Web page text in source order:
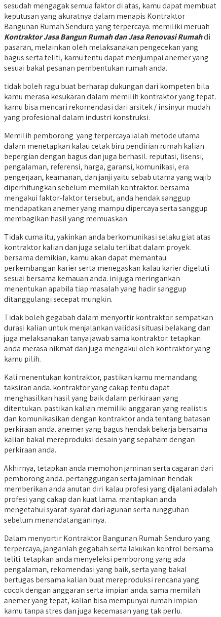
sesudah mengagak semua faktor di atas, kamu dapat membuat
keputusan yang akuratnya dalam menapis Kontraktor
Bangunan Rumah Senduro yang terpercaya. memiliki meruah
Kontraktor Jasa Bangun Rumah dan Jasa Renovasi Rumahdi
pasaran, melainkan oleh melaksanakan pengecekan yang
bagus serta teliti, kamu tentu dapat menjumpai anemer yang
sesuai bakal pesanan pembentukan rumah anda.
tidak boleh ragu buat berharap dukungan dari kompeten bila
kamu merasa kesukaran dalam memilih kontraktor yang tepat.
kamu bisa mencari rekomendasi dari arsitek / insinyur mudah
yang profesional dalam industri konstruksi.
Memilih pemborong yang terpercaya ialah metode utama
dalam menetapkan kalau cetak biru pendirian rumah kalian
bepergian dengan bagus dan juga berhasil. reputasi, lisensi,
pengalaman, referensi, harga, garansi, komunikasi, era
pengerjaan, keamanan, dan janji yaitu sebab utama yang wajib
diperhitungkan sebelum memilah kontraktor. bersama
mengakui faktor-faktor tersebut, anda hendak sanggup
mendapatkan anemer yang mampu dipercaya serta sanggup
membagikan hasil yang memuaskan.
Tidak cuma itu, yakinkan anda berkomunikasi selaku giat atas
kontraktor kalian dan juga selalu terlibat dalam proyek.
bersama demikian, kamu akan dapat memantau
perkembangan karier serta menegaskan kalau karier digeluti
sesuai bersama kemauan anda. ini juga meringankan
menentukan apabila tiap masalah yang hadir sanggup
ditanggulangi secepat mungkin.
Tidak boleh gegabah dalam menyortir kontraktor. sempatkan
durasi kalian untuk menjalankan validasi situasi belakang dan
juga melaksanakan tanya jawab sama kontraktor. tetapkan
anda merasa nikmat dan juga mengakui oleh kontraktor yang
kamu pilih.
Kali menentukan kontraktor, pastikan kamu memandang
taksiran anda. kontraktor yang cakap tentu dapat
menghasilkan hasil yang baik dalam perkiraan yang
ditentukan. pastikan kalian memiliki anggaran yang realistis
dan komunikasikan dengan kontraktor anda tentang batasan
perkiraan anda. anemer yang bagus hendak bekerja bersama
kalian bakal mereproduksi desain yang sepaham dengan
perkiraan anda.
Akhirnya, tetapkan anda memohon jaminan serta cagaran dari
pemborong anda. pertanggungan serta jaminan hendak
memberikan anda anutan diri kalau profesi yang dijalani adalah
profesi yang cakap dan kuat lama. mantapkan anda
mengetahui syarat-syarat dari agunan serta rungguhan
sebelum menandatanganinya.
Dalam menyortir Kontraktor Bangunan Rumah Senduro yang
terpercaya, janganlah gegabah serta lakukan kontrol bersama
teliti. tetapkan anda menyeleksi pemborong yang ada
pengalaman, rekomendasi yang baik, serta yang bakal
bertugas bersama kalian buat mereproduksi rencana yang
cocok dengan anggaran serta impian anda. sama memilah
anemer yang tepat, kalian bisa mempunyai rumah impian
kamu tanpa stres dan juga kecemasan yang tak perlu.